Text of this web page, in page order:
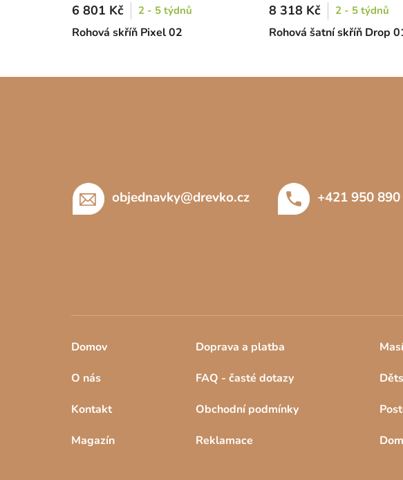
Rohová skříň Pixel 02
6 801 Kč 2 - 5 týdnů
Rohová šatní skříň Drop
8 318 Kč 2 - 5 týdnů
objednavky@drevko.cz +421 950
Domov
O nás
Kontakt
Magazín
Doprava a platba
FAQ - časté dotazy
Obchodní podmínky
Reklamace